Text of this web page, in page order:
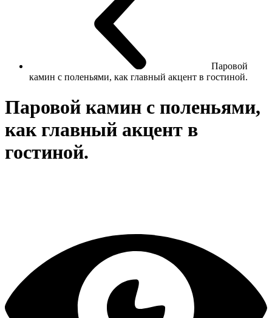
Паровой
камин с поленьями, как главный акцент в гостиной.
Паровой камин с поленьями,
как главный акцент в
гостиной.